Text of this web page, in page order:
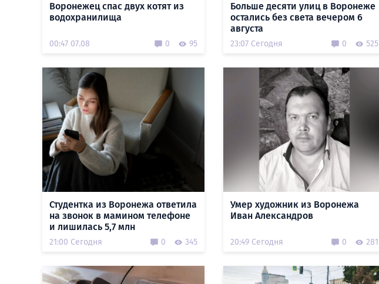
Воронежец спас двух котят из
водохранилища
00:47 07.08 0 95
Больше десяти улиц в Воронеже
остались без света вечером 6
августа
23:07 Сегодня 0 525
Студентка из Воронежа ответила
на звонок в мамином телефоне
и лишилась 5,7 млн
21:00 Сегодня 0 345
Умер художник из Воронежа
Иван Александров
20:49 Сегодня 0 281